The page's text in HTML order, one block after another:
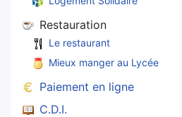
Restauration
Le restaurant
Mieux manger au Lycée
Paiement en ligne
C.D.I.